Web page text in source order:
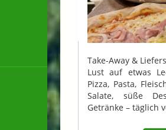
Take-Away &
Lust auf etwas
Pizza, Pasta,
Salate, süße
Getränke – täglich